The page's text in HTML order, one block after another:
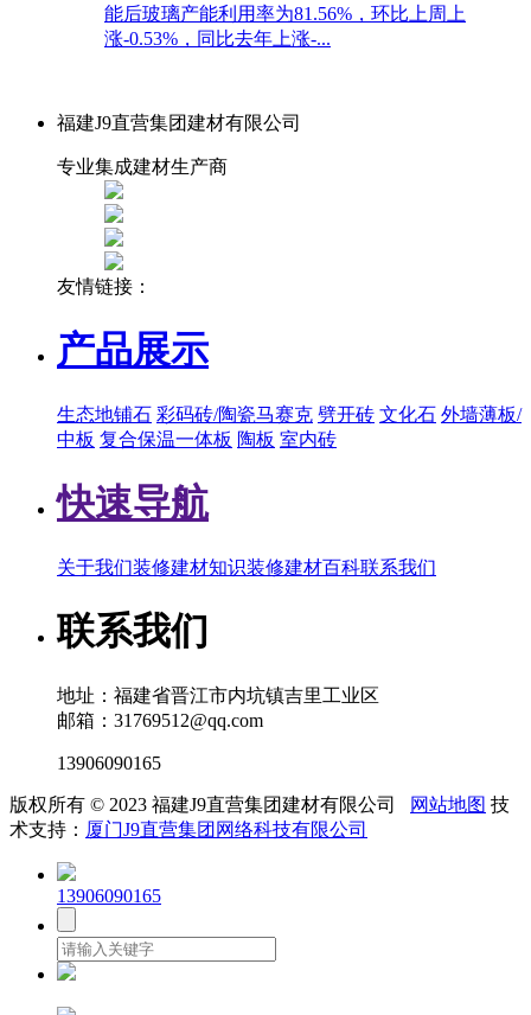
能后玻璃产能利用率为81.56%，环比上周上
涨-0.53%，同比去年上涨-...
福建J9直营集团建材有限公司
专业集成建材生产商
友情链接：
产品展示
生态地铺石 彩码砖/陶瓷马赛克 劈开砖 文化石 外墙薄板/
中板 复合保温一体板 陶板 室内砖
快速导航
关于我们装修建材知识装修建材百科联系我们
联系我们
地址：福建省晋江市内坑镇吉里工业区
邮箱：31769512@qq.com
13906090165
版权所有 © 2023 福建J9直营集团建材有限公司 网站地图 技
术支持： 厦门J9直营集团网络科技有限公司
13906090165